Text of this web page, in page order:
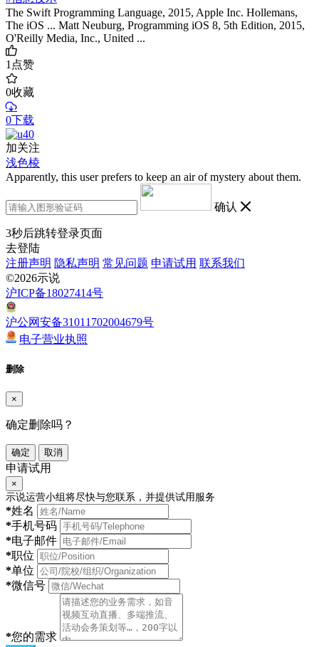
The Swift Programming Language, 2015, Apple Inc. Hollemans,
The iOS ... Matt Neuburg, Programming iOS 8, 5th Edition, 2015,
O'Reilly Media, Inc., United ...
1点赞
0收藏
0下载
加关注
浅色棱
Apparently, this user prefers to keep an air of mystery about them.
确认
3秒后跳转登录页面
去登陆
注册声明 隐私声明 常见问题 申请试用 联系我们
©2026示说
沪ICP备18027414号
沪公网安备31011702004679号
电子营业执照
删除
×
确定删除吗？
确定 取消
申请试用
×
示说运营小组将尽快与您联系，并提供试用服务
*姓名
*手机号码
*电子邮件
*职位
*单位
*微信号
*您的需求